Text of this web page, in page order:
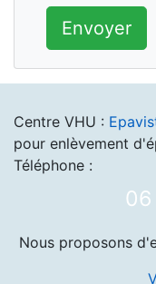
Envoyer
Centre VHU :
pour enlèvement
Téléphone :
Nous proposons